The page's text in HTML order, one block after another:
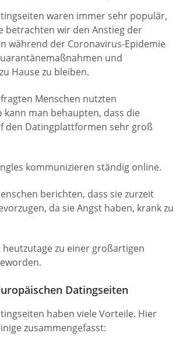
waren immer sehr populär,
betrachten wir den Anstieg der
während der Coronavirus-Epidemie
und
Hause zu bleiben.
Menschen nutzten
kann man behaupten, dass die
den Datingplattformen sehr groß
kommunizieren ständig online.
berichten, dass sie zurzeit
da sie Angst haben, krank zu
zu einer großartigen
Datingseiten
haben viele Vorteile. Hier
zusammengefasst: